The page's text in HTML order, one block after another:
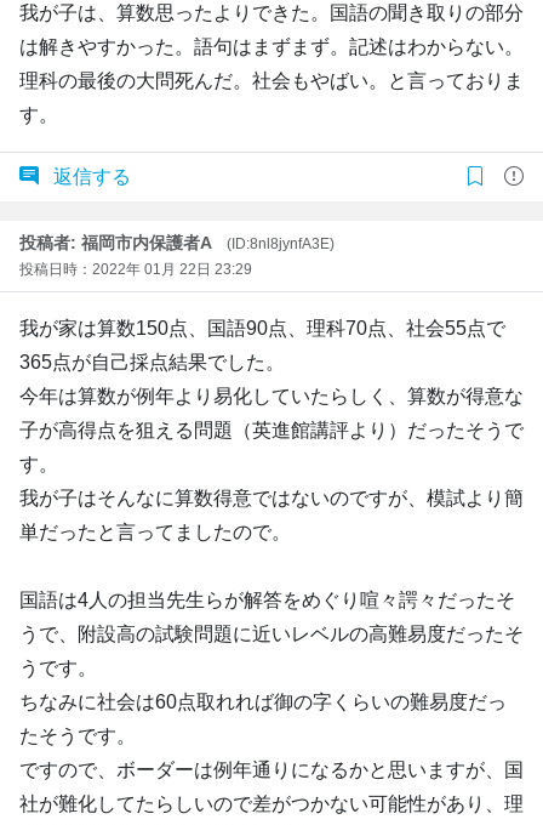
我が子は、算数思ったよりできた。国語の聞き取りの部分
は解きやすかった。語句はまずまず。記述はわからない。
理科の最後の大問死んだ。社会もやばい。と言っておりま
す。
返信する
投稿者: 福岡市内保護者A
(ID:8nl8jynfA3E)
投稿日時：2022年 01月 22日 23:29
我が家は算数150点、国語90点、理科70点、社会55点で
365点が自己採点結果でした。
今年は算数が例年より易化していたらしく、算数が得意な
子が高得点を狙える問題（英進館講評より）だったそうで
す。
我が子はそんなに算数得意ではないのですが、模試より簡
単だったと言ってましたので。
国語は4人の担当先生らが解答をめぐり喧々諤々だったそ
うで、附設高の試験問題に近いレベルの高難易度だったそ
うです。
ちなみに社会は60点取れれば御の字くらいの難易度だっ
たそうです。
ですので、ボーダーは例年通りになるかと思いますが、国
社が難化してたらしいので差がつかない可能性があり、理